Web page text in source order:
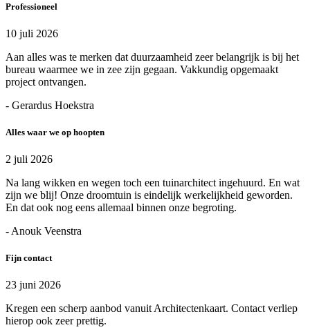
Professioneel
10 juli 2026
Aan alles was te merken dat duurzaamheid zeer belangrijk is bij het
bureau waarmee we in zee zijn gegaan. Vakkundig opgemaakt
project ontvangen.
- Gerardus Hoekstra
Alles waar we op hoopten
2 juli 2026
Na lang wikken en wegen toch een tuinarchitect ingehuurd. En wat
zijn we blij! Onze droomtuin is eindelijk werkelijkheid geworden.
En dat ook nog eens allemaal binnen onze begroting.
- Anouk Veenstra
Fijn contact
23 juni 2026
Kregen een scherp aanbod vanuit Architectenkaart. Contact verliep
hierop ook zeer prettig.